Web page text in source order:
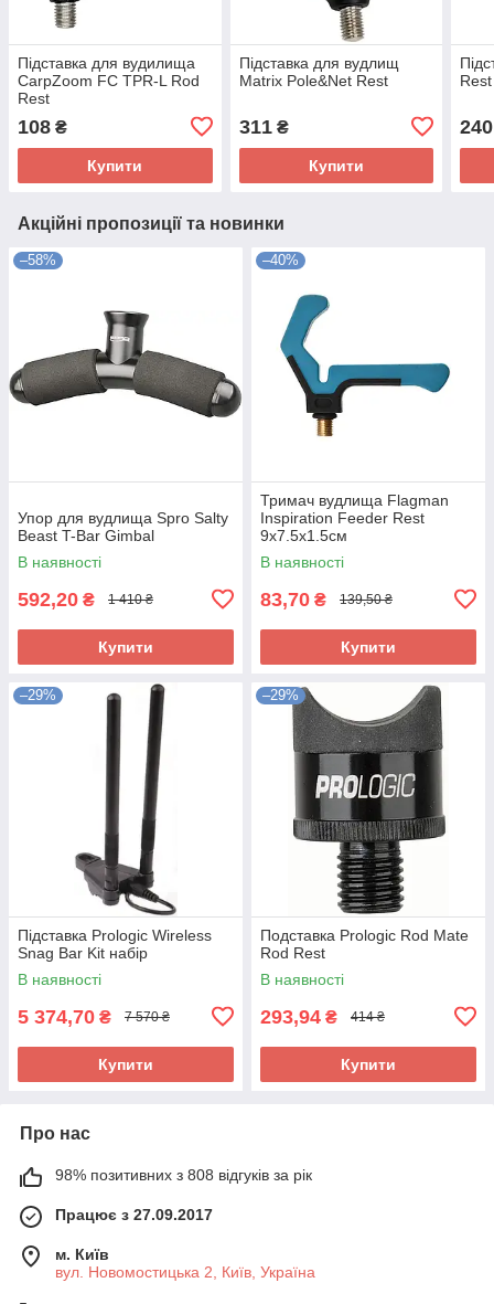
Підставка для вудилища
CarpZoom FC TPR-L Rod
Rest
108 ₴
Купити
Підставка для вудлищ
Matrix Pole&Net Rest
311₴
Купити
240
Акційні пропозиції та новинки
–58%
Упор для вудлища Spro Salty
Beast T-Bar Gimbal
В наявності
592,20 ₴ 1 410 ₴
Купити
–40%
Тримач вудлища Flagman
Inspiration Feeder Rest
9x7.5x1.5см
В наявності
83,70 ₴ 139,50 ₴
Купити
–29%
Підставка Prologic Wireless
Snag Bar Kit набір
В наявності
5 374,70 ₴ 7 570 ₴
Купити
–29%
Подставка Prologic Rod Mate
Rod Rest
В наявності
293,94 ₴ 414 ₴
Купити
Про нас
98% позитивних з 808 відгуків за рік
Працює з 27.09.2017
м. Київ
вул. Новомостицька 2, Київ, Україна